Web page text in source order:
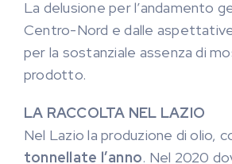
La delusione per l’andamento
Centro-Nord e dalle
per la sostanziale assenza di
prodotto.
LA RACCOLTA NEL LAZIO
Nel Lazio la produzione di olio,
tonnellate l’anno. Nel 2020